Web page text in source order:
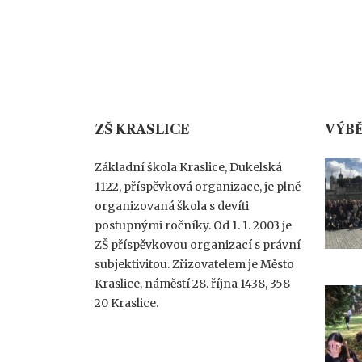
t
s
n
a
ZŠ KRASLICE
Základní škola Kraslice, Dukelská
1122, příspěvková organizace, je plně
organizovaná škola s devíti
postupnými ročníky. Od 1. 1. 2003 je
ZŠ příspěvkovou organizací s právní
subjektivitou. Zřizovatelem je Město
Kraslice, náměstí 28. října 1438, 358
20 Kraslice.